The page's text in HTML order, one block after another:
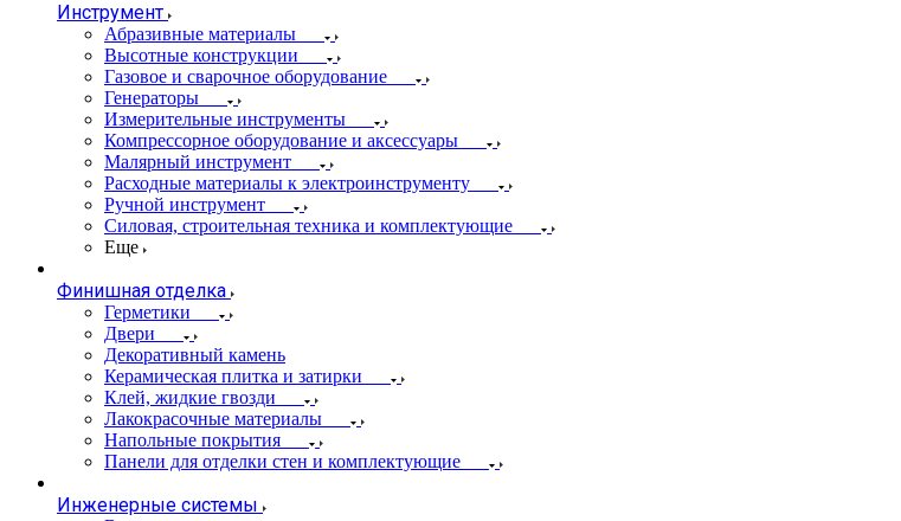
Инструмент
Абразивные материалы
Высотные конструкции
Газовое и сварочное оборудование
Генераторы
Измерительные инструменты
Компрессорное оборудование и аксессуары
Малярный инструмент
Расходные материалы к электроинструменту
Ручной инструмент
Силовая, строительная техника и комплектующие
Еще
Финишная отделка
Герметики
Двери
Декоративный камень
Керамическая плитка и затирки
Клей, жидкие гвозди
Лакокрасочные материалы
Напольные покрытия
Панели для отделки стен и комплектующие
Инженерные системы